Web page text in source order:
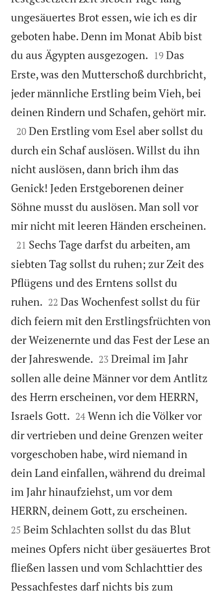
ungesäuertes Brot essen, wie ich es dir
geboten habe. Denn im Monat Abib bist
du aus Ägypten ausgezogen. 

19 Das
Erste, was den Mutterschoß durchbricht,
jeder männliche Erstling beim Vieh, bei
deinen Rindern und Schafen, gehört mir.

20 Den Erstling vom Esel aber sollst du
durch ein Schaf auslösen. Willst du ihn
nicht auslösen, dann brich ihm das
Genick! Jeden Erstgeborenen deiner
Söhne musst du auslösen. Man soll vor
mir nicht mit leeren Händen erscheinen.

21 Sechs Tage darfst du arbeiten, am
siebten Tag sollst du ruhen; zur Zeit des
Pflügens und des Erntens sollst du
ruhen. 

22 Das Wochenfest sollst du für
dich feiern mit den Erstlingsfrüchten von
der Weizenernte und das Fest der Lese an
der Jahreswende. 

23 Dreimal im Jahr
sollen alle deine Männer vor dem Antlitz
des Herrn erscheinen, vor dem HERRN,
Israels Gott. 

24 Wenn ich die Völker vor
dir vertrieben und deine Grenzen weiter
vorgeschoben habe, wird niemand in
dein Land einfallen, während du dreimal
im Jahr hinaufziehst, um vor dem
HERRN, deinem Gott, zu erscheinen.
25 Beim Schlachten sollst du das Blut
meines Opfers nicht über gesäuertes Brot
fließen lassen und vom Schlachttier des
Pessachfestes darf nichts bis zum